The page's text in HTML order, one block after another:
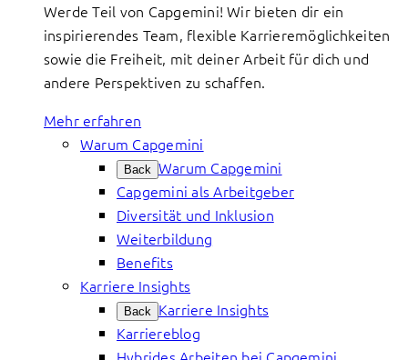
Werde Teil von Capgemini! Wir bieten dir ein
inspirierendes Team, flexible Karrieremöglichkeiten
sowie die Freiheit, mit deiner Arbeit für dich und
andere Perspektiven zu schaffen.
Mehr erfahren
Warum Capgemini
Back Warum Capgemini
Capgemini als Arbeitgeber
Diversität und Inklusion
Weiterbildung
Benefits
Karriere Insights
Back Karriere Insights
Karriereblog